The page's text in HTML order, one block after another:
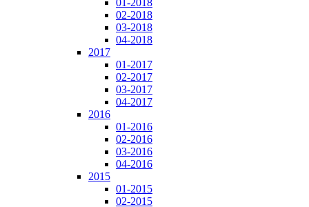
01-2018
02-2018
03-2018
04-2018
2017
01-2017
02-2017
03-2017
04-2017
2016
01-2016
02-2016
03-2016
04-2016
2015
01-2015
02-2015